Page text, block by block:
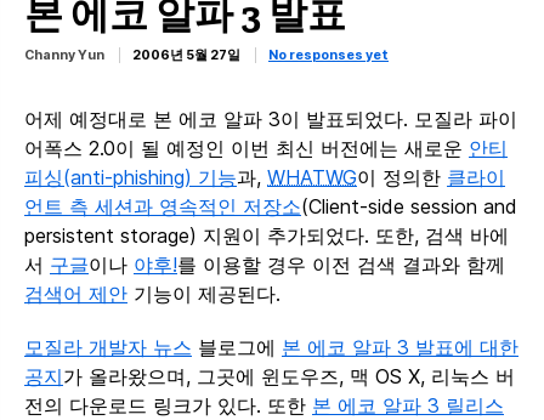
본 에코 알파 3 발표
Channy Yun 2006년 5월 27일 No responses yet
어제 예정대로 본 에코 알파 3이 발표되었다. 모질라 파이
어폭스 2.0이 될 예정인 이번 최신 버전에는 새로운 안티
피싱(anti-phishing) 기능과, WHATWG이 정의한 클라이
언트 측 세션과 영속적인 저장소(Client-side session and
persistent storage) 지원이 추가되었다. 또한, 검색 바에
서 구글이나 야후!를 이용할 경우 이전 검색 결과와 함께
검색어 제안 기능이 제공된다.
모질라 개발자 뉴스 블로그에 본 에코 알파 3 발표에 대한
공지가 올라왔으며, 그곳에 윈도우즈, 맥 OS X, 리눅스 버
전의 다운로드 링크가 있다. 또한 본 에코 알파 3 릴리스